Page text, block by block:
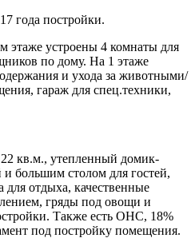
года постройки.
этаже устроены 4 комнаты для
по дому. На 1 этаже
и ухода за животными/
гараж для спец.техники,
кв.м., утепленный домик-
большим столом для гостей,
для отдыха, качественные
гряды под овощи и
Также есть ОНС, 18%
под постройку помещения.